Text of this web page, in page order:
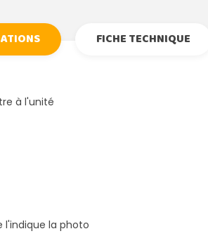
FICHE TECHNIQUE
à l'unité
l'indique la photo